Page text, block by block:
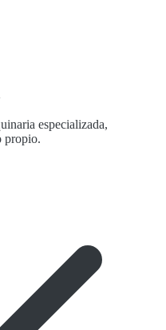
especializada,
propio.